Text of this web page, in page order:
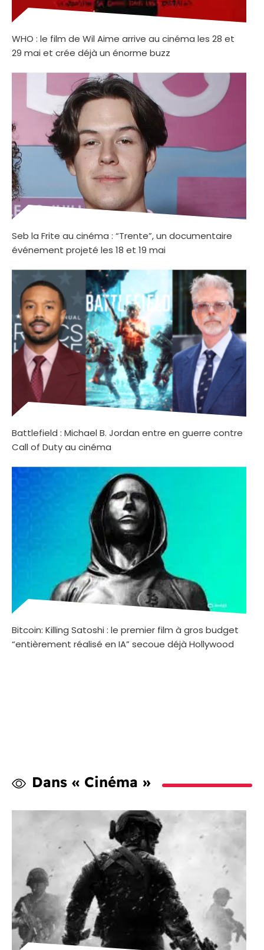
WHO : le film de Wil Aime arrive au cinéma les 28 et
29 mai et crée déjà un énorme buzz
Seb la Frite au cinéma : “Trente”, un documentaire
événement projeté les 18 et 19 mai
Battlefield : Michael B. Jordan entre en guerre contre
Call of Duty au cinéma
Bitcoin: Killing Satoshi : le premier film à gros budget
“entièrement réalisé en IA” secoue déjà Hollywood
Dans « Cinéma »